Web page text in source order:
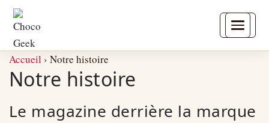
Accueil › Notre histoire
Notre histoire
Le magazine derrière la marque